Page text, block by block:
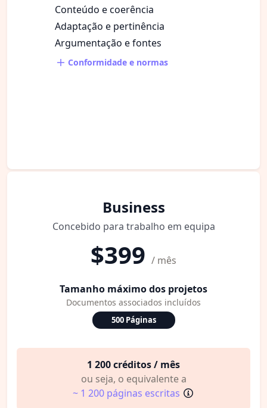
Conteúdo e coerência
Adaptação e pertinência
Argumentação e fontes
Conformidade e normas
Business
Concebido para trabalho em equipa
$399 / mês
Tamanho máximo dos projetos
Documentos associados incluídos
500 Páginas
1 200 créditos / mês
ou seja, o equivalente a
~ 1 200 páginas escritas